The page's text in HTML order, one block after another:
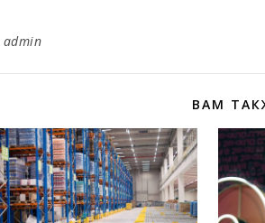
admin
ВАМ